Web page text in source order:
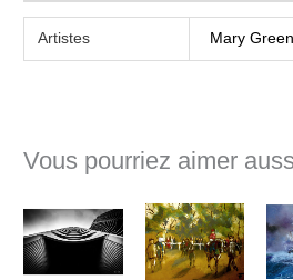
Artistes Mary
Vous pourriez aimer